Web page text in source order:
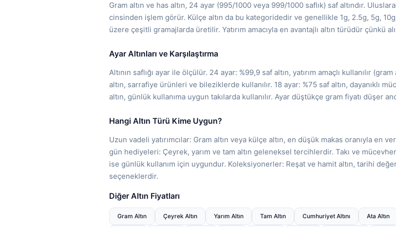
Gram altın ve has altın, 24 ayar (995/1000 veya 999/1000 saflık) saf altındır.
cinsinden işlem görür. Külçe altın da bu kategoridedir ve genellikle 1g, 2.5g, 5g,
üzere çeşitli gramajlarda üretilir. Yatırım amacıyla en avantajlı altın türüdür çünkü
Ayar Altınları ve Karşılaştırma
Altının saflığı ayar ile ölçülür. 24 ayar: %99,9 saf altın, yatırım amaçlı kullanılır
altın, sarrafiye ürünleri ve bileziklerde kullanılır. 18 ayar: %75 saf altın, dayanıklı
altın, günlük kullanıma uygun takılarda kullanılır. Ayar düştükçe gram fiyatı düşer
Hangi Altın Türü Kime Uygun?
Uzun vadeli yatırımcılar: Gram altın veya külçe altın, en düşük makas oranıyla en
gün hediyeleri: Çeyrek, yarım ve tam altın geleneksel tercihlerdir. Takı ve
ise günlük kullanım için uygundur. Koleksiyonerler: Reşat ve hamit altın, tarihi
seçeneklerdir.
Diğer Altın Fiyatları
Gram Altın Çeyrek Altın Yarım Altın Tam Altın Cumhuriyet Altını Ata Altın